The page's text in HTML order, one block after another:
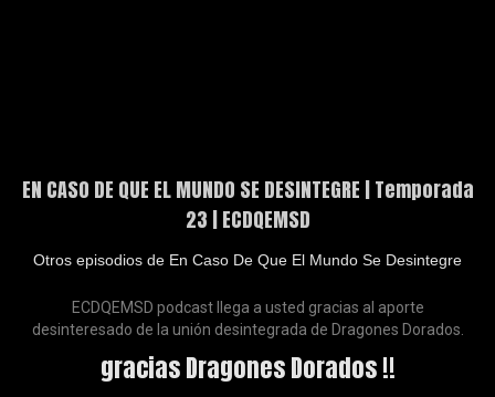
EN CASO DE QUE EL MUNDO SE DESINTEGRE | Temporada
23 | ECDQEMSD
Otros episodios de En Caso De Que El Mundo Se Desintegre
ECDQEMSD podcast llega a usted gracias al aporte
desinteresado de la unión desintegrada de Dragones Dorados.
gracias Dragones Dorados !!